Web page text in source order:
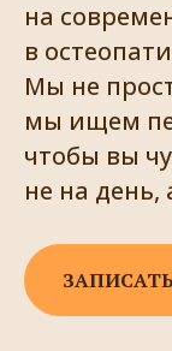
на
в
Мы не
мы ищем
чтобы вы
не на день,